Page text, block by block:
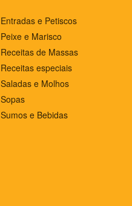
Entradas e Petiscos
Peixe e Marisco
Receitas de Massas
Receitas especiais
Saladas e Molhos
Sopas
Sumos e Bebidas